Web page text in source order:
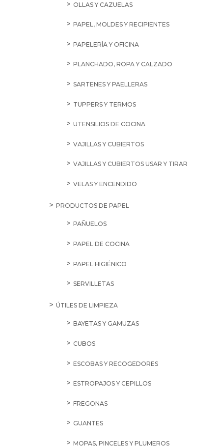
OLLAS Y CAZUELAS
PAPEL, MOLDES Y RECIPIENTES
PAPELERÍA Y OFICINA
PLANCHADO, ROPA Y CALZADO
SARTENES Y PAELLERAS
TUPPERS Y TERMOS
UTENSILIOS DE COCINA
VAJILLAS Y CUBIERTOS
VAJILLAS Y CUBIERTOS USAR Y TIRAR
VELAS Y ENCENDIDO
PRODUCTOS DE PAPEL
PAÑUELOS
PAPEL DE COCINA
PAPEL HIGIÉNICO
SERVILLETAS
ÚTILES DE LIMPIEZA
BAYETAS Y GAMUZAS
CUBOS
ESCOBAS Y RECOGEDORES
ESTROPAJOS Y CEPILLOS
FREGONAS
GUANTES
MOPAS, PINCELES Y PLUMEROS